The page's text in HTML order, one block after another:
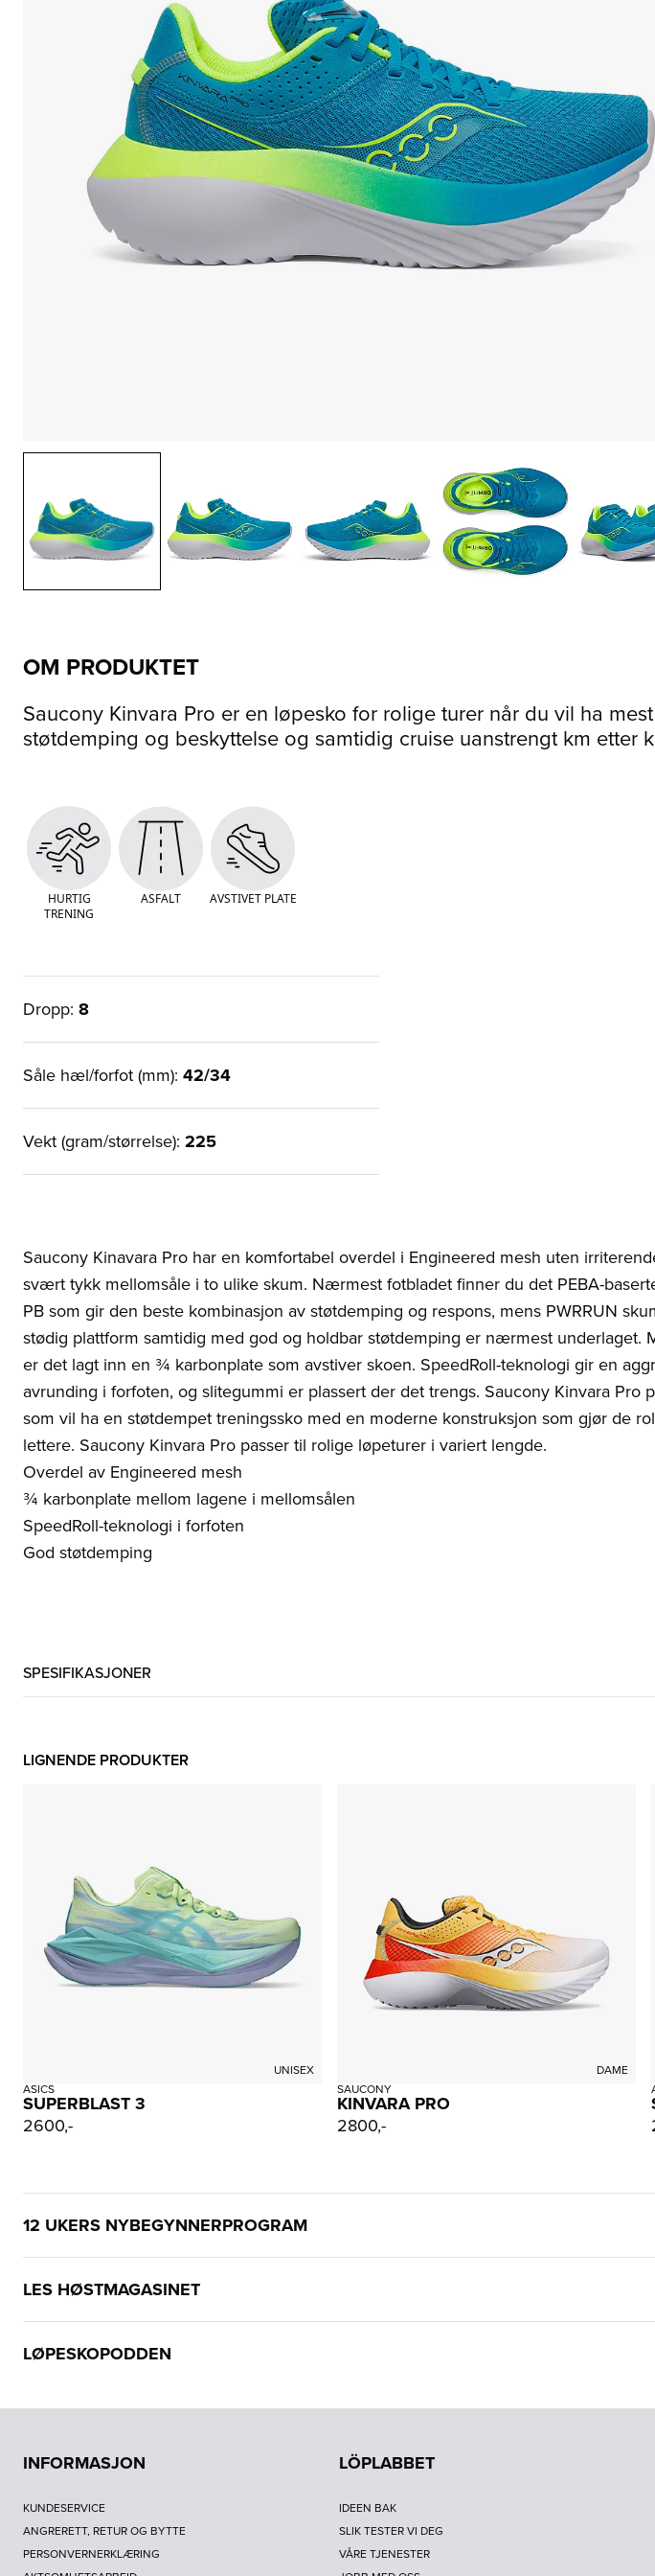
OM PRODUKTET
Saucony Kinvara Pro er en løpesko for rolige turer når du vil ha
støtdemping og beskyttelse og samtidig cruise uanstrengt km etter
HURTIG
TRENING
ASFALT AVSTIVET PLATE
Dropp: 8
Såle hæl/forfot (mm): 42/34
Vekt (gram/størrelse): 225
Saucony Kinavara Pro har en komfortabel overdel i Engineered mesh uten
svært tykk mellomsåle i to ulike skum. Nærmest fotbladet finner du det PEBA-
PB som gir den beste kombinasjon av støtdemping og respons, mens PWRRUN
stødig plattform samtidig med god og holdbar støtdemping er nærmest underlaget.
er det lagt inn en ¾ karbonplate som avstiver skoen. SpeedRoll-teknologi gir en
avrunding i forfoten, og slitegummi er plassert der det trengs. Saucony Kinvara Pro
som vil ha en støtdempet treningssko med en moderne konstruksjon som gjør de
lettere. Saucony Kinvara Pro passer til rolige løpeturer i variert lengde.
Overdel av Engineered mesh
¾ karbonplate mellom lagene i mellomsålen
SpeedRoll-teknologi i forfoten
God støtdemping
SPESIFIKASJONER
LIGNENDE PRODUKTER
UNISEX
ASICS
SUPERBLAST 3
2600,-
DAME
SAUCONY
KINVARA PRO
2800,-
12 UKERS NYBEGYNNERPROGRAM
LES HØSTMAGASINET
LØPESKOPODDEN
INFORMASJON
KUNDESERVICE
ANGRERETT, RETUR OG BYTTE
PERSONVERNERKLÆRING
LÖPLABBET
IDEEN BAK
SLIK TESTER VI DEG
VÅRE TJENESTER